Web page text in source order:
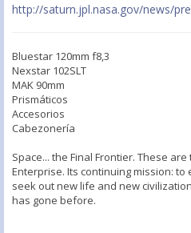
http://saturn.jpl.nasa.gov/news/
Bluestar 120mm f8,3
Nexstar 102SLT
MAK 90mm
Prismáticos
Accesorios
Cabezonería
Space... the Final Frontier. These
Enterprise. Its continuing mission:
seek out new life and new
has gone before.